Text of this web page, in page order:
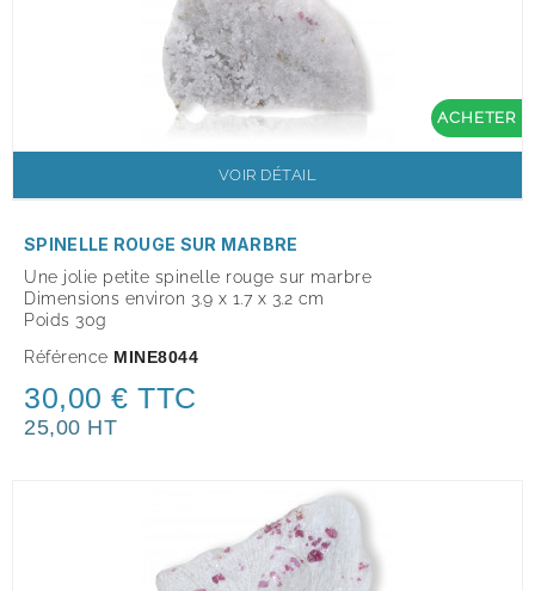
ACHETER
VOIR DÉTAIL
SPINELLE ROUGE SUR MARBRE
Une jolie petite spinelle rouge sur marbre
Dimensions environ 3.9 x 1.7 x 3.2 cm
Poids 30g
Référence MINE8044
30,00 € TTC
25,00 HT